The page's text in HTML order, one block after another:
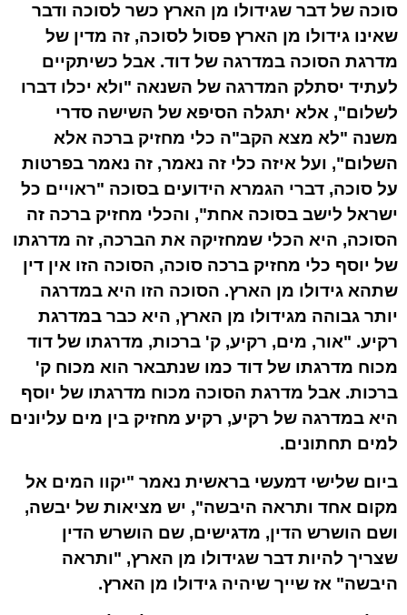
סוכה של דבר שגידולו מן הארץ כשר לסוכה ודבר
שאינו גידולו מן הארץ פסול לסוכה, זה מדין של
מדרגת הסוכה במדרגה של דוד. אבל כשיתקיים
לעתיד יסתלק המדרגה של השנאה "ולא יכלו דברו
לשלום", אלא יתגלה הסיפא של השישה סדרי
משנה "לא מצא הקב"ה כלי מחזיק ברכה אלא
השלום", ועל איזה כלי זה נאמר, זה נאמר בפרטות
על סוכה, דברי הגמרא הידועים בסוכה "ראויים כל
ישראל לישב בסוכה אחת", והכלי מחזיק ברכה זה
הסוכה, היא הכלי שמחזיקה את הברכה, זה מדרגתו
של יוסף כלי מחזיק ברכה סוכה, הסוכה הזו אין דין
שתהא גידולו מן הארץ. הסוכה הזו היא במדרגה
יותר גבוהה מגידולו מן הארץ, היא כבר במדרגת
רקיע. "אור, מים, רקיע, ק' ברכות, מדרגתו של דוד
מכוח מדרגתו של דוד כמו שנתבאר הוא מכוח ק'
ברכות. אבל מדרגת הסוכה מכוח מדרגתו של יוסף
היא במדרגה של רקיע, רקיע מחזיק בין מים עליונים
למים תחתונים.
ביום שלישי דמעשי בראשית נאמר "יקוו המים אל
מקום אחד ותראה היבשה", יש מציאות של יבשה,
ושם הושרש הדין, מדגישים, שם הושרש הדין
שצריך להיות דבר שגידולו מן הארץ, "ותראה
היבשה" אז שייך שיהיה גידולו מן הארץ.